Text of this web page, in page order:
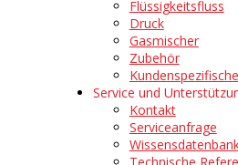
Flüssigkeitsfluss
Druck
Gasmischer
Zubehör
Service und
Kontakt
Serviceanfrage